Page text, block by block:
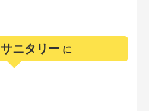
サニタリー に